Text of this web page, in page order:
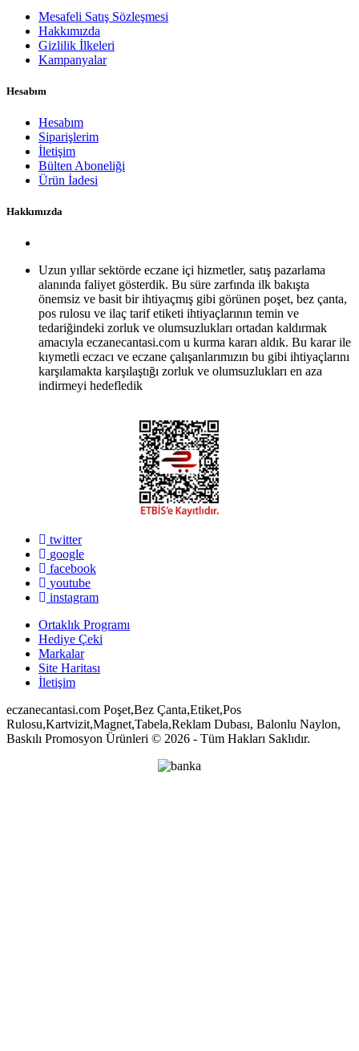
Mesafeli Satış Sözleşmesi
Hakkımızda
Gizlilik İlkeleri
Kampanyalar
Hesabım
Hesabım
Siparişlerim
İletişim
Bülten Aboneliği
Ürün İadesi
Hakkımızda
Uzun yıllar sektörde eczane içi hizmetler, satış pazarlama
alanında faliyet gösterdik. Bu süre zarfında ilk bakışta
önemsiz ve basit bir ihtiyaçmış gibi görünen poşet, bez çanta,
pos rulosu ve ilaç tarif etiketi ihtiyaçlarının temin ve
tedariğindeki zorluk ve olumsuzlukları ortadan kaldırmak
amacıyla eczanecantasi.com u kurma kararı aldık. Bu karar ile
kıymetli eczacı ve eczane çalışanlarımızın bu gibi ihtiyaçlarını
karşılamakta karşılaştığı zorluk ve olumsuzlukları en aza
indirmeyi hedefledik
twitter
google
facebook
youtube
instagram
Ortaklık Programı
Hediye Çeki
Markalar
Site Haritası
İletişim
eczanecantasi.com Poşet,Bez Çanta,Etiket,Pos
Rulosu,Kartvizit,Magnet,Tabela,Reklam Dubası, Balonlu Naylon,
Baskılı Promosyon Ürünleri © 2026 - Tüm Hakları Saklıdır.